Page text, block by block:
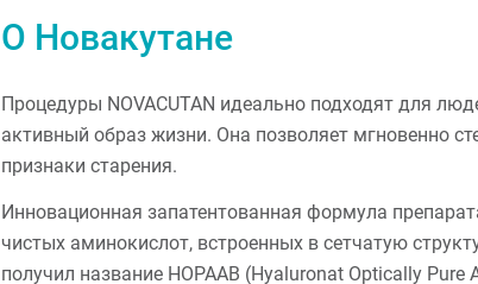
О Новакутане
Процедуры NOVACUTAN идеально подходят для
активный образ жизни. Она позволяет мгновенно
признаки старения.
Инновационная запатентованная формула
чистых аминокислот, встроенных в сетчатую
получил название HOPAAB (Hyaluronat Optically